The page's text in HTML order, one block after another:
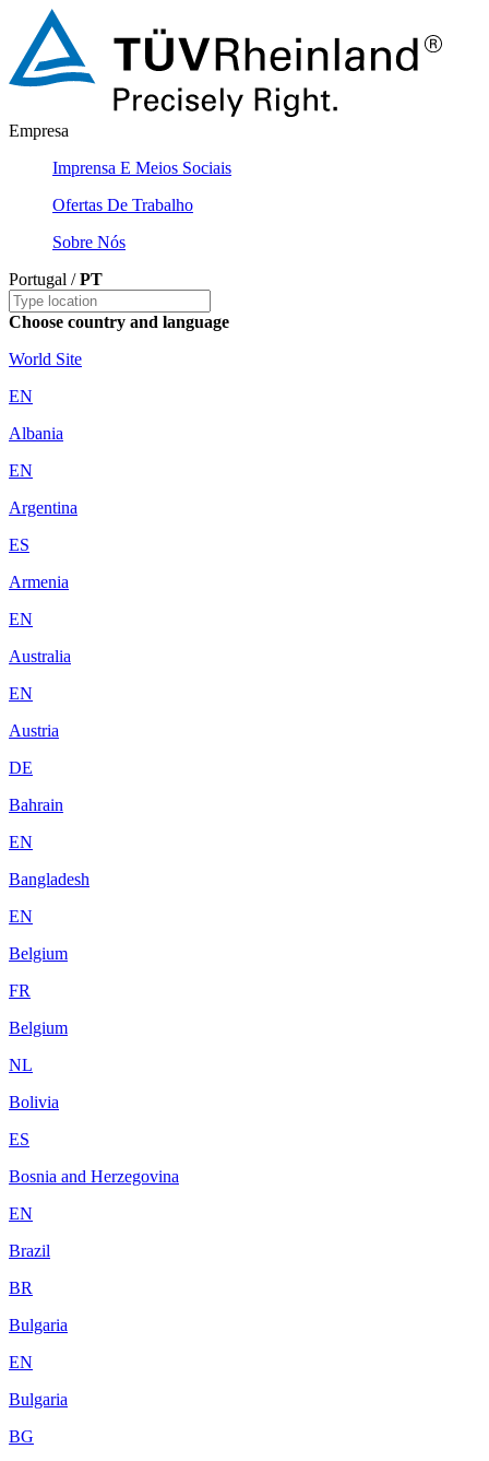
Empresa
Imprensa E Meios Sociais
Ofertas De Trabalho
Sobre Nós
Portugal /PT
Choose country and language
World Site
EN
Albania
EN
Argentina
ES
Armenia
EN
Australia
EN
Austria
DE
Bahrain
EN
Bangladesh
EN
Belgium
FR
Belgium
NL
Bolivia
ES
Bosnia and Herzegovina
EN
Brazil
BR
Bulgaria
EN
Bulgaria
BG